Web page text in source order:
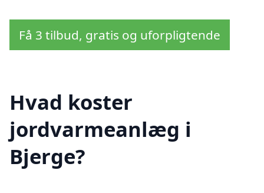
Få 3 tilbud, gratis og uforpligtende
Hvad koster
jordvarmeanlæg i
Bjerge?